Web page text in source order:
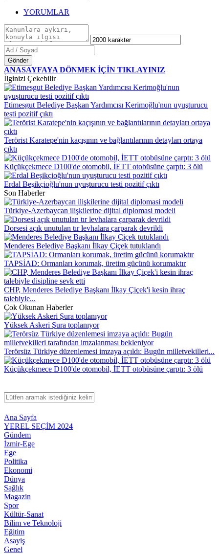
YORUMLAR
Gönder
ANASAYFAYA DÖNMEK İÇİN TIKLAYINIZ
İlginizi Çekebilir
Etimesgut Belediye Başkan Yardımcısı Kerimoğlu'nun uyuşturucu
testi pozitif çıktı
Terörist Karatepe'nin kaçışının ve bağlantılarının detayları ortaya
çıktı
Küçükçekmece D100'de otomobil, İETT otobüsüne çarptı: 3 ölü
Erdal Beşikçioğlu'nun uyuşturucu testi pozitif çıktı
Son Haberler
Türkiye-Azerbaycan ilişkilerine dijital diplomasi modeli
Dorsesi açık unutulan tır levhalara çarparak devrildi
Menderes Belediye Başkanı İlkay Çiçek tutuklandı
TAPSİAD: Ormanları korumak, üretim gücünü korumaktır
CHP, Menderes Belediye Başkanı İlkay Çiçek'i kesin ihraç
talebiyle...
Çok Okunan Haberler
Yüksek Askeri Şura toplanıyor
Terörsüz Türkiye düzenlemesi imzaya açıldı: Bugün milletvekilleri...
Küçükçekmece D100'de otomobil, İETT otobüsüne çarptı: 3 ölü
Ana Sayfa
YEREL SEÇİM 2024
Gündem
İzmir-Ege
Ege
Politika
Ekonomi
Dünya
Sağlık
Magazin
Spor
Kültür-Sanat
Bilim ve Teknoloji
Eğitim
Asayiş
Genel